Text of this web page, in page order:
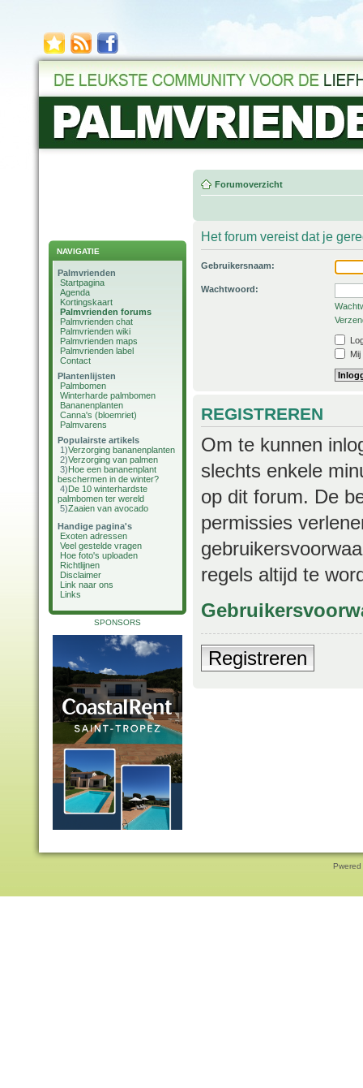
NAVIGATIE
Palmvrienden
Startpagina
Agenda
Kortingskaart
Palmvrienden forums
Palmvrienden chat
Palmvrienden wiki
Palmvrienden maps
Palmvrienden label
Contact
Plantenlijsten
Palmbomen
Winterharde palmbomen
Bananenplanten
Canna's (bloemriet)
Palmvarens
Populairste artikels
1)Verzorging bananenplanten
2)Verzorging van palmen
3)Hoe een bananenplant
beschermen in de winter?
4)De 10 winterhardste
palmbomen ter wereld
5)Zaaien van avocado
Handige pagina's
Exoten adressen
Veel gestelde vragen
Hoe foto's uploaden
Richtlijnen
Disclaimer
Link naar ons
Links
SPONSORS
Forumoverzicht
Het forum vereist dat je
Gebruikersnaam:
Wachtwoord:
REGISTREREN
Om te kunnen
slechts enkele
op dit forum. De
permissies
regels altijd te
Registreren